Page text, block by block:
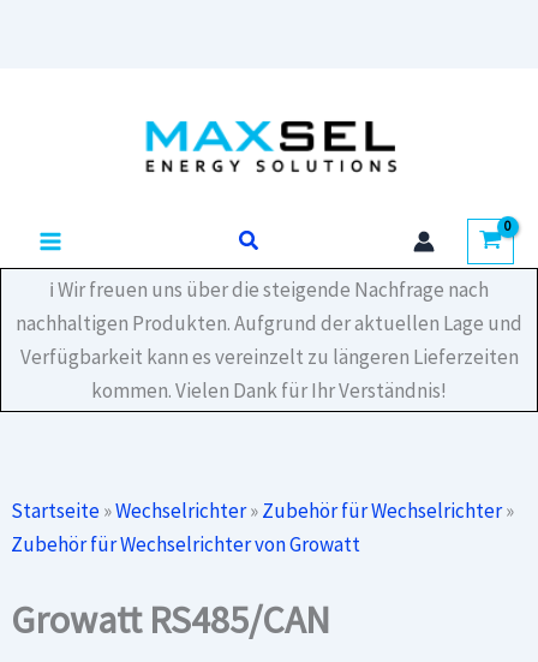
Suchen
ℹ️ Wir freuen uns über die steigende Nachfrage nach
nachhaltigen Produkten. Aufgrund der aktuellen Lage und
Verfügbarkeit kann es vereinzelt zu längeren Lieferzeiten
kommen. Vielen Dank für Ihr Verständnis!
Startseite»Wechselrichter»Zubehör für Wechselrichter»
Zubehör für Wechselrichter von Growatt
Growatt RS485/CAN